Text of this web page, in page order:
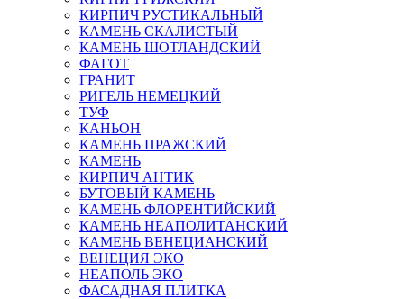
КИРПИЧ РУСТИКАЛЬНЫЙ
КАМЕНЬ СКАЛИСТЫЙ
КАМЕНЬ ШОТЛАНДСКИЙ
ФАГОТ
ГРАНИТ
РИГЕЛЬ НЕМЕЦКИЙ
ТУФ
КАНЬОН
КАМЕНЬ ПРАЖСКИЙ
КАМЕНЬ
КИРПИЧ АНТИК
БУТОВЫЙ КАМЕНЬ
КАМЕНЬ ФЛОРЕНТИЙСКИЙ
КАМЕНЬ НЕАПОЛИТАНСКИЙ
КАМЕНЬ ВЕНЕЦИАНСКИЙ
ВЕНЕЦИЯ ЭКО
НЕАПОЛЬ ЭКО
ФАСАДНАЯ ПЛИТКА